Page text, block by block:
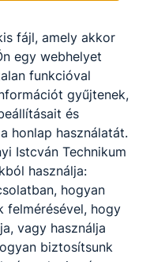
fájl, amely akkor
egy webhelyet
funkcióval
gyűjtenek,
és
honlap használatát.
Istcván Technikum
használja:
hogyan
felmérésével, hogy
vagy használja
biztosítsunk